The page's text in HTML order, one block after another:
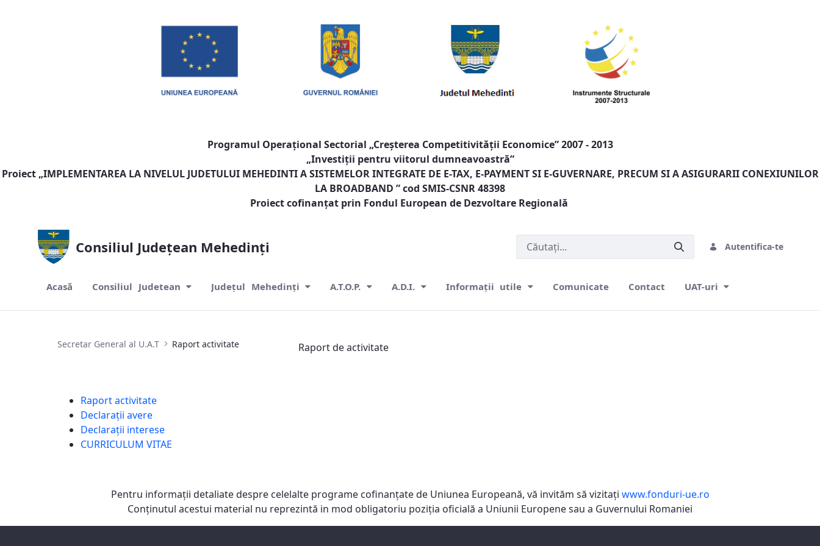
Programul Operaţional Sectorial „Creşterea Competitivităţii Economice” 2007 - 2013
„Investiţii pentru viitorul dumneavoastră”
Proiect „IMPLEMENTAREA LA NIVELUL JUDETULUI MEHEDINTI A SISTEMELOR INTEGRATE DE E-TAX, E-PAYMENT SI E-GUVERNARE, PRECUM SI A ASIGURARII CONEXIUNILOR
LA BROADBAND ” cod SMIS-CSNR 48398
Proiect cofinanţat prin Fondul European de Dezvoltare Regională
Consiliul Județean Mehedinți Autentifica-te
Acasă Consiliul Judetean Județul Mehedinți A.T.O.P. A.D.I. Informații utile Comunicate Contact UAT-uri
Secretar General al U.A.T Raport activitate
Raport activitate
Declarații avere
Declarații interese
CURRICULUM VITAE
Raport de activitate
Pentru informaţii detaliate despre celelalte programe cofinanţate de Uniunea Europeană, vă invităm să vizitaţi www.fonduri-ue.ro
Conţinutul acestui material nu reprezintă in mod obligatoriu poziţia oficială a Uniunii Europene sau a Guvernului Romaniei